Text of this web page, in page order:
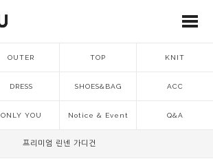
OUTER TOP KNIT
DRESS SHOES&BAG ACC
ONLY YOU Notice & Event Q&A
프리미엄 린넨 가디건